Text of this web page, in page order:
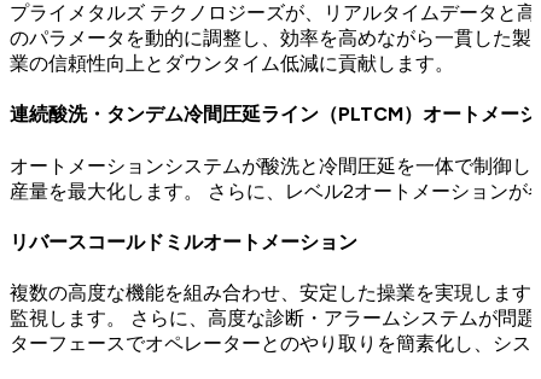
プライメタルズ テクノロジーズが、リアルタイムデータと
のパラメータを動的に調整し、効率を高めながら一貫した
業の信頼性向上とダウンタイム低減に貢献します。
連続酸洗・タンデム冷間圧延ライン（PLTCM）オートメー
オートメーションシステムが酸洗と冷間圧延を一体で制御
産量を最大化します。 さらに、レベル2オートメーション
リバースコールドミルオートメーション
複数の高度な機能を組み合わせ、安定した操業を実現しま
監視します。 さらに、高度な診断・アラームシステムが問
ターフェースでオペレーターとのやり取りを簡素化し、シ